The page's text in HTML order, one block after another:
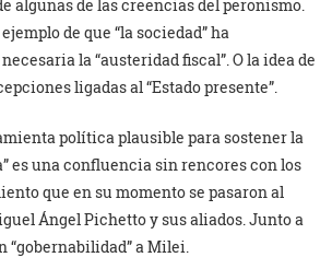
algunas de las creencias del peronismo.
de que “la sociedad” ha
la “austeridad fiscal”. O la idea de
ligadas al “Estado presente”.
política plausible para sostener la
es una confluencia sin rencores con los
que en su momento se pasaron al
Ángel Pichetto y sus aliados. Junto a
“gobernabilidad” a Milei.